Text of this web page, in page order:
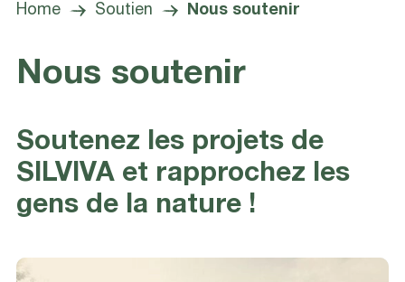
Home Soutien Nous soutenir
Nous soutenir
Soutenez les projets de
SILVIVA et rapprochez les
gens de la nature !